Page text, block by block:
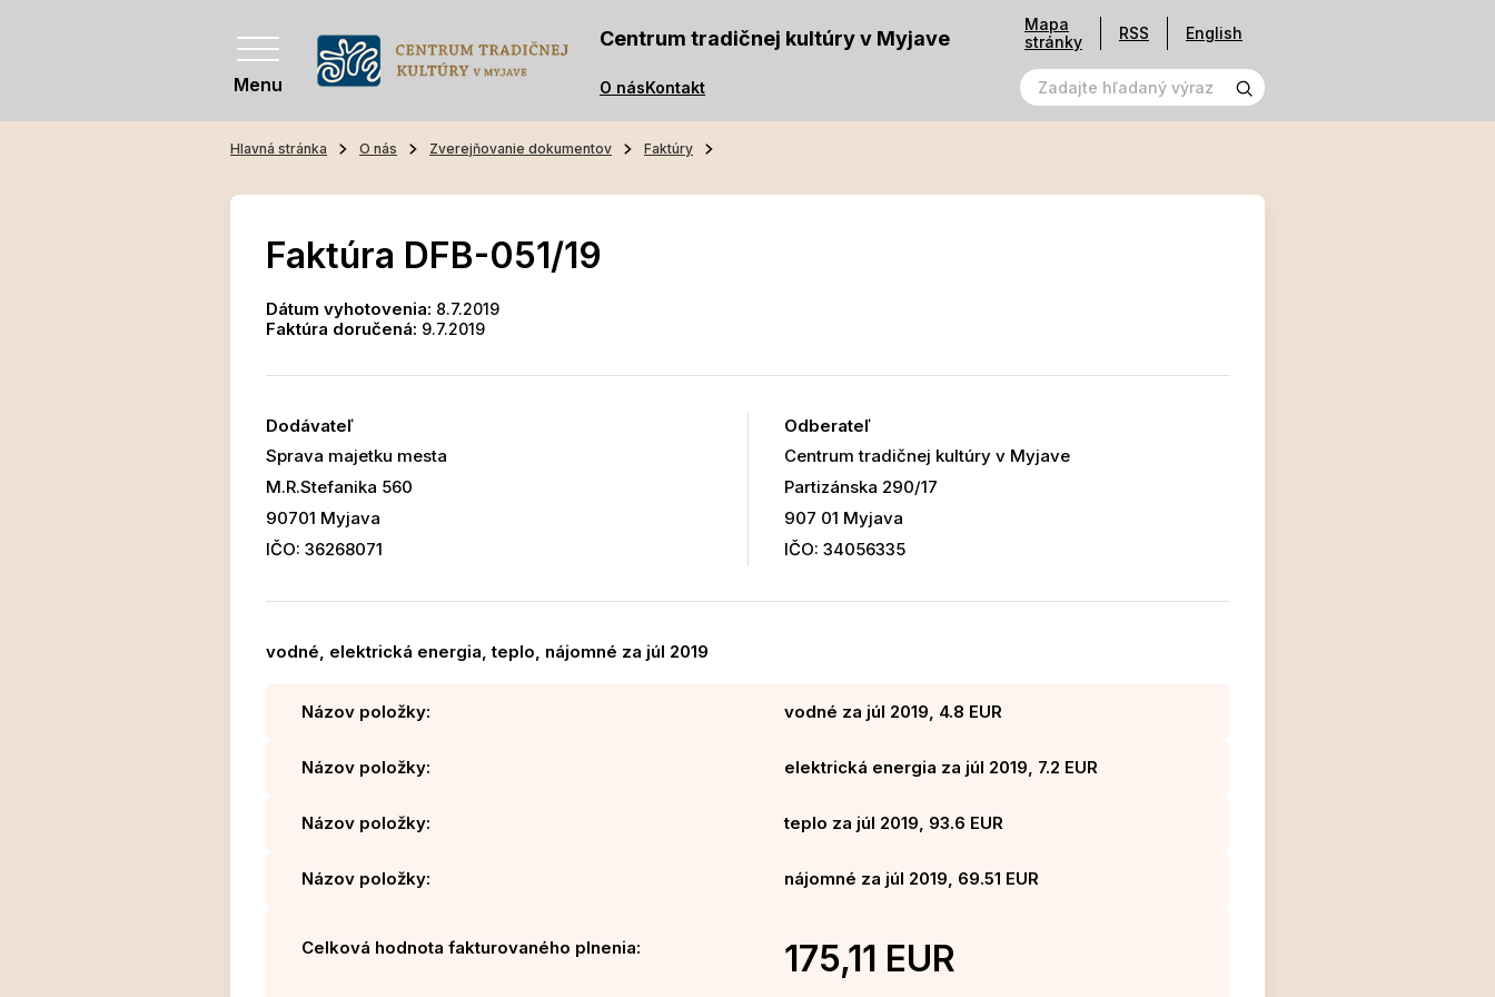
Menu
Centrum tradičnej kultúry v Myjave
O násKontakt
Mapa
stránky
RSS English
Hlavná stránka O nás Zverejňovanie dokumentov Faktúry
Faktúra DFB-051/19
Dátum vyhotovenia: 8.7.2019
Faktúra doručená: 9.7.2019
Dodávateľ
Sprava majetku mesta
M.R.Stefanika 560
90701 Myjava
IČO: 36268071
Odberateľ
Centrum tradičnej kultúry v Myjave
Partizánska 290/17
907 01 Myjava
IČO: 34056335
vodné, elektrická energia, teplo, nájomné za júl 2019
Názov položky: vodné za júl 2019, 4.8 EUR
Názov položky: elektrická energia za júl 2019, 7.2 EUR
Názov položky: teplo za júl 2019, 93.6 EUR
Názov položky: nájomné za júl 2019, 69.51 EUR
Celková hodnota fakturovaného plnenia: 175,11 EUR